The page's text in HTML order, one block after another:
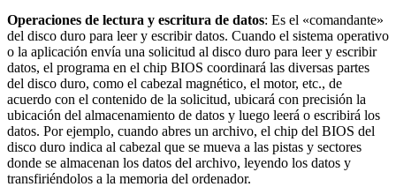
Operaciones de lectura y escritura de datos: Es el «comandante»
del disco duro para leer y escribir datos. Cuando el sistema operativo
o la aplicación envía una solicitud al disco duro para leer y escribir
datos, el programa en el chip BIOS coordinará las diversas partes
del disco duro, como el cabezal magnético, el motor, etc., de
acuerdo con el contenido de la solicitud, ubicará con precisión la
ubicación del almacenamiento de datos y luego leerá o escribirá los
datos. Por ejemplo, cuando abres un archivo, el chip del BIOS del
disco duro indica al cabezal que se mueva a las pistas y sectores
donde se almacenan los datos del archivo, leyendo los datos y
transfiriéndolos a la memoria del ordenador.